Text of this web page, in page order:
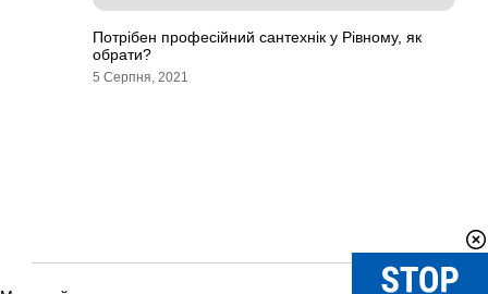
Потрібен професійний сантехнік у Рівному, як
обрати?
5 Серпня, 2021